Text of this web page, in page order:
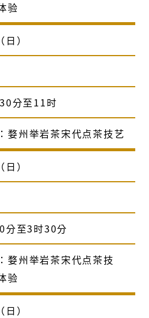
验
）
分至11时
婺州举岩茶宋代点茶技艺
）
分至3时30分
婺州举岩茶宋代点茶技
验
）